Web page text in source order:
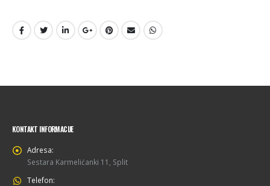
KONTAKT INFORMACIJE
Adresa:
Sestara Karmelićanki 11, Split
Telefon: